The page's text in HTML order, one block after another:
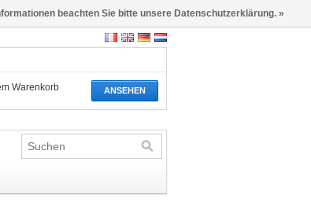
ANSEHEN
Warenkorb
beachten Sie bitte unsere Datenschutzerklärung. »